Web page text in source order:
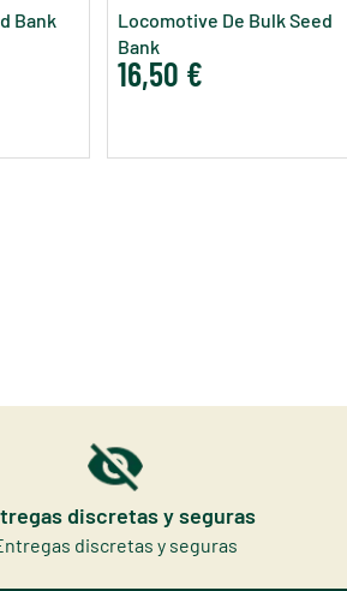
Bank
Locomotive De Bulk Seed
Bank
16,50 €
discretas y seguras
discretas y seguras